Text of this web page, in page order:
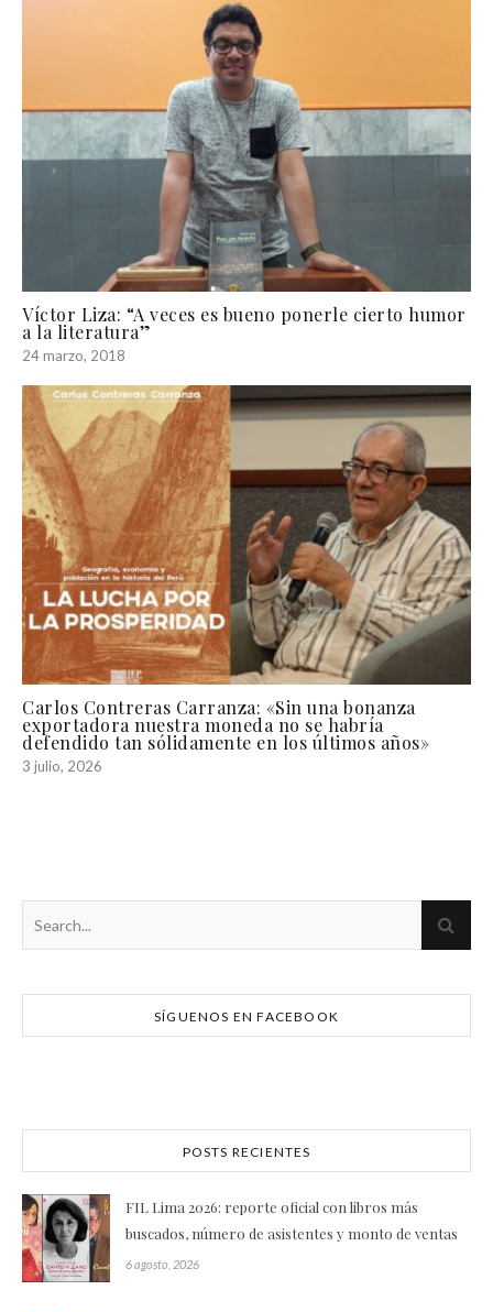
Víctor Liza: “A veces es bueno ponerle cierto humor
a la literatura”
24 marzo, 2018
Carlos Contreras Carranza: «Sin una bonanza
exportadora nuestra moneda no se habría
defendido tan sólidamente en los últimos años»
3 julio, 2026
SÍGUENOS EN FACEBOOK
POSTS RECIENTES
FIL Lima 2026: reporte oficial con libros más
buscados, número de asistentes y monto de ventas
6 agosto, 2026